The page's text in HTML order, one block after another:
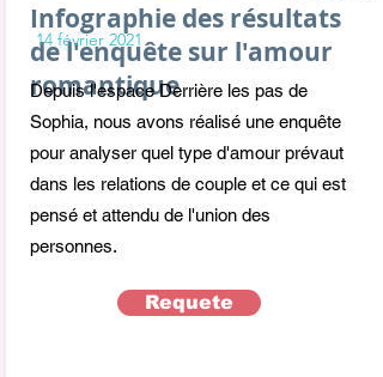
Infographie des résultats
de l'enquête sur l'amour
romantique
Depuis l'espace Derrière les pas de
Sophia, nous avons réalisé une enquête
pour analyser quel type d'amour prévaut
dans les relations de couple et ce qui est
pensé et attendu de l'union des
personnes.
14 février 2021
Requete